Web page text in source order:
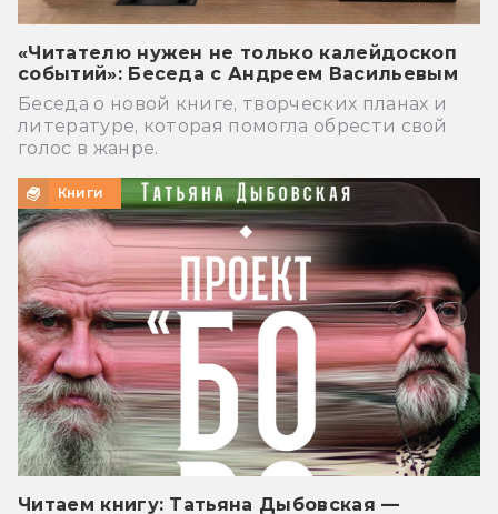
«Читателю нужен не только калейдоскоп
событий»: Беседа с Андреем Васильевым
Беседа о новой книге, творческих планах и
литературе, которая помогла обрести свой
голос в жанре.
Книги
Читаем книгу: Татьяна Дыбовская —